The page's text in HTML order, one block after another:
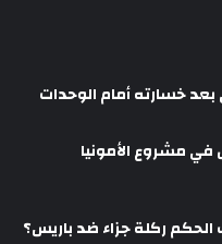
خسارته أمام الوحدات
في مشروع الأمونيا
ركلة جزاء ضد باريس؟